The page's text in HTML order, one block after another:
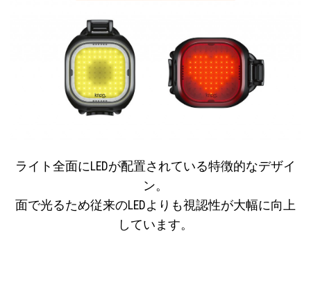
ライト全面にLEDが配置されている特徴的なデザイ
ン。
面で光るため従来のLEDよりも視認性が大幅に向上
しています。